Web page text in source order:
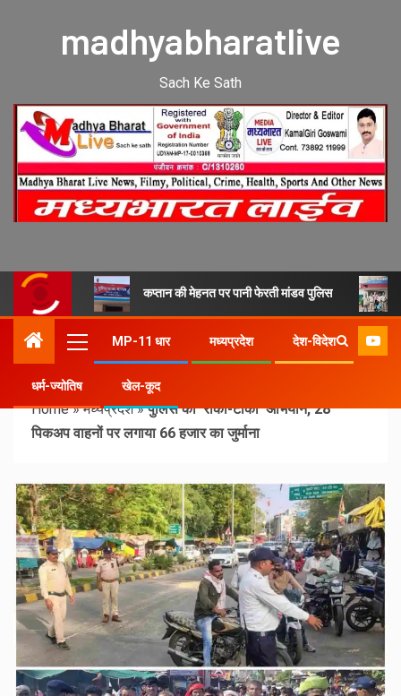
madhyabharatlive
Sach Ke Sath
कप्तान की मेहनत पर पानी फेरती मांडव पुलिस
MP-11 धार मध्यप्रदेश देश-विदेश
धर्म-ज्योतिष खेल-कूद
Home»मध्यप्रदेश»पुलिस का ‘रोको-टोको’ अभियान, 28
पिकअप वाहनों पर लगाया 66 हजार का जुर्माना